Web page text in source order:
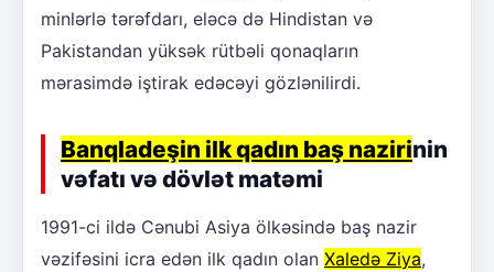
minlərlə tərəfdarı, eləcə də Hindistan və
Pakistandan yüksək rütbəli qonaqların
mərasimdə iştirak edəcəyi gözlənilirdi.
Banqladeşin ilk qadın baş nazirinin
vəfatı və dövlət matəmi
1991-ci ildə Cənubi Asiya ölkəsində baş nazir
vəzifəsini icra edən ilk qadın olan Xaledə Ziya,